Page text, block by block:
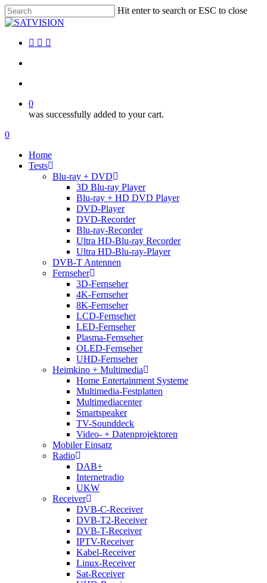
Skip
to
content
Hit enter to search or ESC to close
Close
facebook
RSSemail
0
was successfully added to your cart.
Menu
search
account
0
Home
Tests
Blu-ray + DVD
3D Blu-ray Player
Blu-ray + HD DVD Player
DVD-Player
DVD-Recorder
Blu-ray-Recorder
Ultra HD-Blu-ray Recorder
Ultra HD-Blu-ray-Player
DVB-T Antennen
Fernseher
3D-Fernseher
4K-Fernseher
8K-Fernseher
LCD-Fernseher
LED-Fernseher
Plasma-Fernseher
OLED-Fernseher
UHD-Fernseher
Heimkino + Multimedia
Home Entertainment Systeme
Multimedia-Festplatten
Multimediacenter
Smartspeaker
TV-Sounddeck
Video- + Datenprojektoren
Mobiler Einsatz
Radio
DAB+
Internetradio
UKW
Receiver
DVB-C-Receiver
DVB-T2-Receiver
DVB-T-Receiver
IPTV-Receiver
Kabel-Receiver
Linux-Receiver
Sat-Receiver